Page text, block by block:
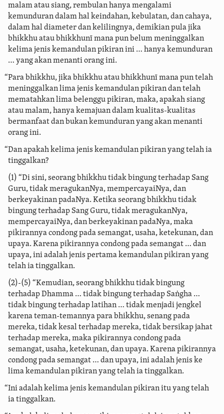
malam atau siang, rembulan hanya mengalami
kemunduran dalam hal keindahan, kebulatan, dan cahaya,
dalam hal diameter dan kelilingnya, demikian pula jika
bhikkhu atau bhikkhunī mana pun belum meninggalkan
kelima jenis kemandulan pikiran ini … hanya kemunduran
… yang akan menanti orang ini.
“Para bhikkhu, jika bhikkhu atau bhikkhunī mana pun telah
meninggalkan lima jenis kemandulan pikiran dan telah
mematahkan lima belenggu pikiran, maka, apakah siang
atau malam, hanya kemajuan dalam kualitas-kualitas
bermanfaat dan bukan kemunduran yang akan menanti
orang ini.
“Dan apakah kelima jenis kemandulan pikiran yang telah ia
tinggalkan?
(1) “Di sini, seorang bhikkhu tidak bingung terhadap Sang
Guru, tidak meragukanNya, mempercayaiNya, dan
berkeyakinan padaNya. Ketika seorang bhikkhu tidak
bingung terhadap Sang Guru, tidak meragukanNya,
mempercayaiNya, dan berkeyakinan padaNya, maka
pikirannya condong pada semangat, usaha, ketekunan, dan
upaya. Karena pikirannya condong pada semangat … dan
upaya, ini adalah jenis pertama kemandulan pikiran yang
telah ia tinggalkan.
(2)-(5) “Kemudian, seorang bhikkhu tidak bingung
terhadap Dhamma … tidak bingung terhadap Saṅgha …
tidak bingung terhadap latihan… tidak menjadi jengkel
karena teman-temannya para bhikkhu, senang pada
mereka, tidak kesal terhadap mereka, tidak bersikap jahat
terhadap mereka, maka pikirannya condong pada
semangat, usaha, ketekunan, dan upaya. Karena pikirannya
condong pada semangat … dan upaya, ini adalah jenis ke
lima kemandulan pikiran yang telah ia tinggalkan.
“Ini adalah kelima jenis kemandulan pikiran itu yang telah
ia tinggalkan.